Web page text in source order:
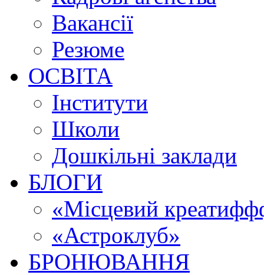
Вакансії
Резюме
ОСВІТА
Інститути
Школи
Дошкільні заклади
БЛОГИ
«Місцевий
«Астроклуб»
БРОНЮВАННЯ